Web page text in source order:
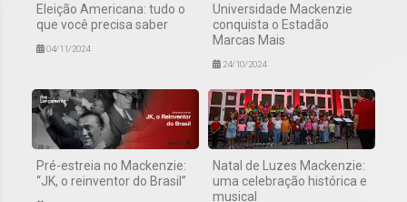
Eleição Americana: tudo o
que você precisa saber
04/11/2024
Universidade Mackenzie
conquista o Estadão
Marcas Mais
24/10/2024
Pré-estreia no Mackenzie:
“JK, o reinventor do Brasil”
Natal de Luzes Mackenzie:
uma celebração histórica e
musical